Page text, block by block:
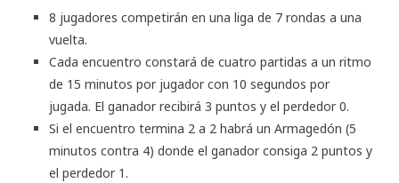
8 jugadores competirán en una liga de 7 rondas a una
vuelta.
Cada encuentro constará de cuatro partidas a un ritmo
de 15 minutos por jugador con 10 segundos por
jugada. El ganador recibirá 3 puntos y el perdedor 0.
Si el encuentro termina 2 a 2 habrá un Armagedón (5
minutos contra 4) donde el ganador consiga 2 puntos y
el perdedor 1.